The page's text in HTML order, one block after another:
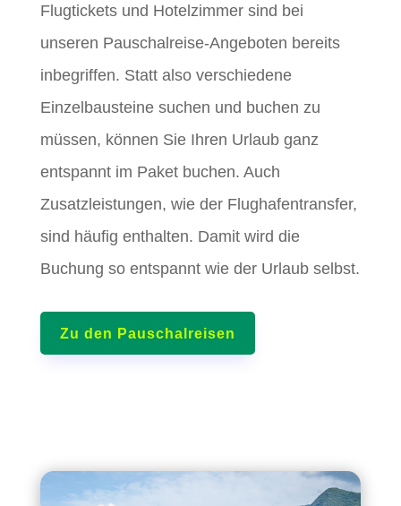
Flugtickets und Hotelzimmer sind bei
unseren Pauschalreise-Angeboten bereits
inbegriffen. Statt also verschiedene
Einzelbausteine suchen und buchen zu
müssen, können Sie Ihren Urlaub ganz
entspannt im Paket buchen. Auch
Zusatzleistungen, wie der Flughafentransfer,
sind häufig enthalten. Damit wird die
Buchung so entspannt wie der Urlaub selbst.
Zu den Pauschalreisen